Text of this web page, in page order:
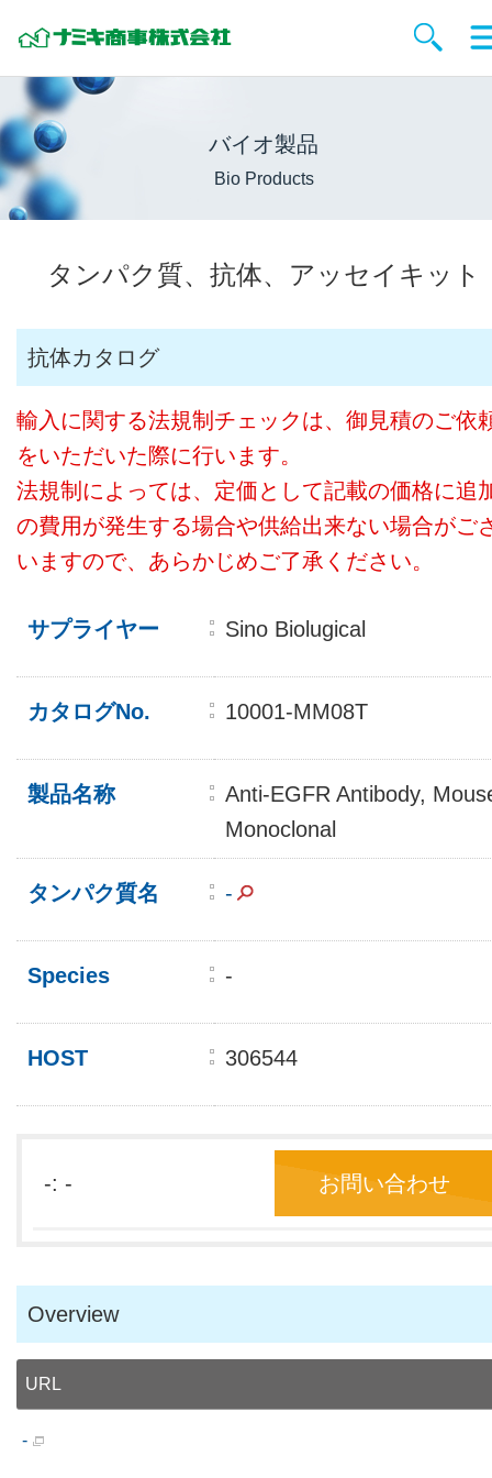
バイオ製品
Bio Products
タンパク質、抗体、アッセイキット
抗体カタログ
輸入に関する法規制チェックは、御見積のご依
をいただいた際に行います。
法規制によっては、定価として記載の価格に追
の費用が発生する場合や供給出来ない場合がご
いますので、あらかじめご了承ください。
サプライヤー Sino Biolugical
カタログNo. 10001-MM08T
製品名称
Anti-EGFR Antibody,
Monoclonal
タンパク質名 -
Species -
HOST 306544
-: - お問い合わせ
Overview
URL
-